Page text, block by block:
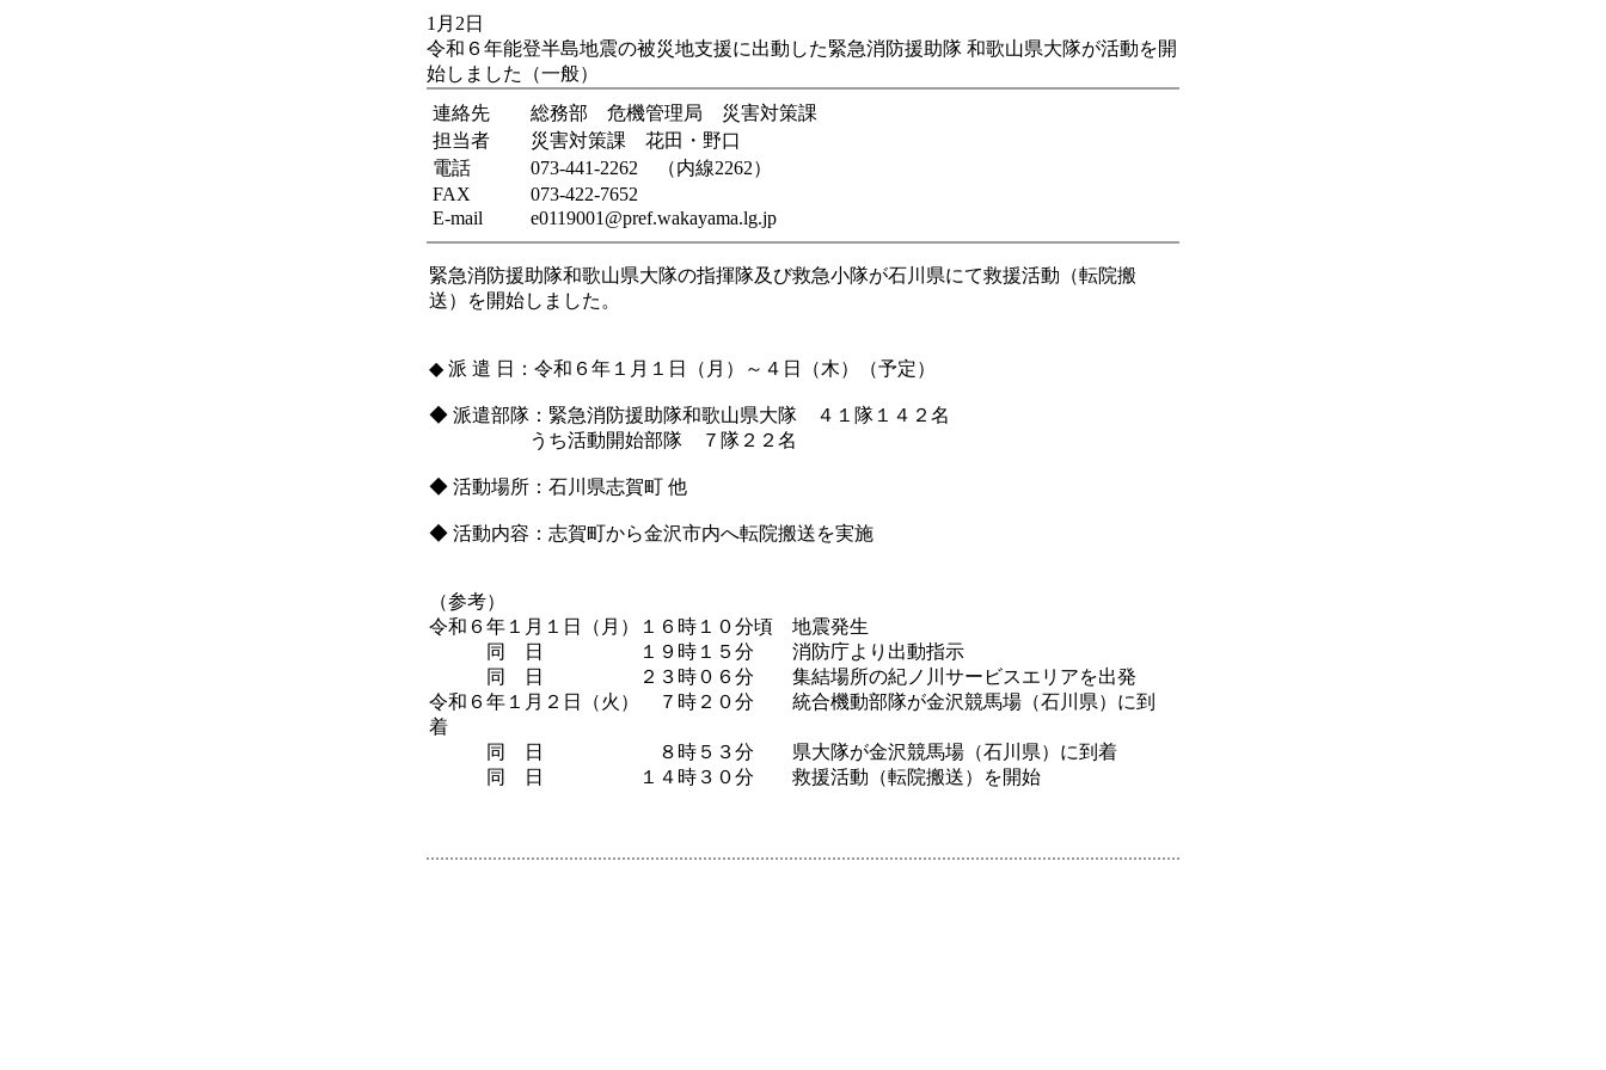
1月2日
令和６年能登半島地震の被災地支援に出動した緊急消防援助隊 和歌山県大隊が活動を開
始しました（一般）
連絡先
総務部 危機管理局 災害対策課
担当者
災害対策課 花田・野口
電話
073-441-2262 （内線2262）
FAX
073-422-7652
E-mail
e0119001@pref.wakayama.lg.jp
緊急消防援助隊和歌山県大隊の指揮隊及び救急小隊が石川県にて救援活動（転院搬
送）を開始しました。
◆ 派 遣 日：令和６年１月１日（月）～４日（木）（予定）
◆ 派遣部隊：緊急消防援助隊和歌山県大隊 ４１隊１４２名
うち活動開始部隊 ７隊２２名
◆ 活動場所：石川県志賀町 他
◆ 活動内容：志賀町から金沢市内へ転院搬送を実施
（参考）
令和６年１月１日（月）１６時１０分頃 地震発生
同 日 １９時１５分 消防庁より出動指示
同 日 ２３時０６分 集結場所の紀ノ川サービスエリアを出発
令和６年１月２日（火） ７時２０分 統合機動部隊が金沢競馬場（石川県）に到
着
同 日 ８時５３分 県大隊が金沢競馬場（石川県）に到着
同 日 １４時３０分 救援活動（転院搬送）を開始